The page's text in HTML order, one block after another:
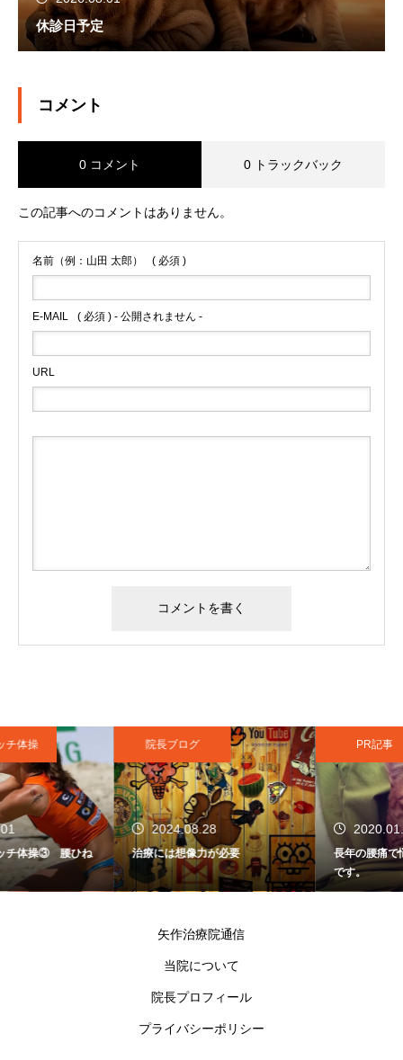
休診日予定
コメント
0 コメント 0 トラックバック
この記事へのコメントはありません。
名前（例：山田 太郎） ( 必須 )
E-MAIL ( 必須 ) - 公開されません -
URL
院長ブログ
2024.08.28
治療には想像力が必要
PR記事
2020.01.01
長年の腰痛で悩むのはもう終わり
です。
矢作治療院通信
当院について
院長プロフィール
プライバシーポリシー